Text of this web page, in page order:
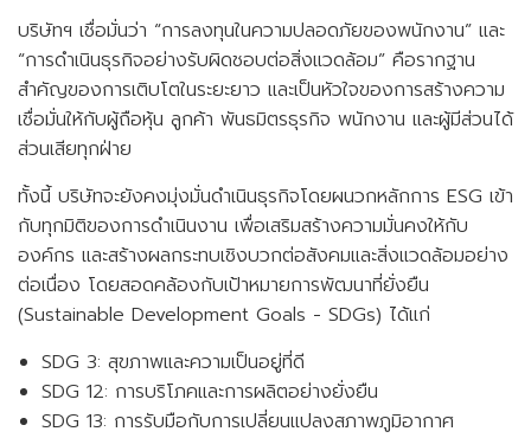
บริษัทฯ เชื่อมั่นว่า “การลงทุนในความปลอดภัยของพนักงาน” และ
“การดำเนินธุรกิจอย่างรับผิดชอบต่อสิ่งแวดล้อม” คือรากฐาน
สำคัญของการเติบโตในระยะยาว และเป็นหัวใจของการสร้างความ
เชื่อมั่นให้กับผู้ถือหุ้น ลูกค้า พันธมิตรธุรกิจ พนักงาน และผู้มีส่วนได้
ส่วนเสียทุกฝ่าย
ทั้งนี้ บริษัทจะยังคงมุ่งมั่นดำเนินธุรกิจโดยผนวกหลักการ ESG เข้า
กับทุกมิติของการดำเนินงาน เพื่อเสริมสร้างความมั่นคงให้กับ
องค์กร และสร้างผลกระทบเชิงบวกต่อสังคมและสิ่งแวดล้อมอย่าง
ต่อเนื่อง โดยสอดคล้องกับเป้าหมายการพัฒนาที่ยั่งยืน
(Sustainable Development Goals - SDGs) ได้แก่
SDG 3: สุขภาพและความเป็นอยู่ที่ดี
SDG 12: การบริโภคและการผลิตอย่างยั่งยืน
SDG 13: การรับมือกับการเปลี่ยนแปลงสภาพภูมิอากาศ